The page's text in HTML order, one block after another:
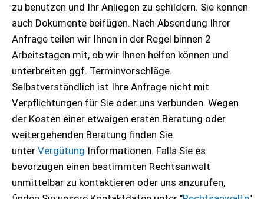
zu benutzen und Ihr Anliegen zu schildern. Sie können
auch Dokumente beifügen. Nach Absendung Ihrer
Anfrage teilen wir Ihnen in der Regel binnen 2
Arbeitstagen mit, ob wir Ihnen helfen können und
unterbreiten ggf. Terminvorschläge.
Selbstverständlich ist Ihre Anfrage nicht mit
Verpflichtungen für Sie oder uns verbunden. Wegen
der Kosten einer etwaigen ersten Beratung oder
weitergehenden Beratung finden Sie
unter Vergütung Informationen. Falls Sie es
bevorzugen einen bestimmten Rechtsanwalt
unmittelbar zu kontaktieren oder uns anzurufen,